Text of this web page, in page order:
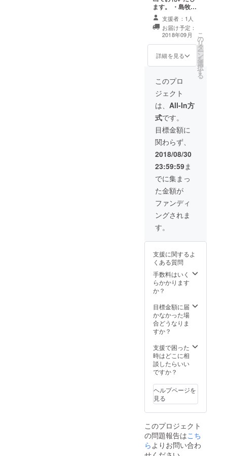
イズ・
色を備
考欄に
記載し
ていた
だきま
すよう
お願い
ます
望の品のサイ
ズ・色を備考欄
に記載していた
だきますようお
願いいたしま
す］ ・島牧村に
来た際には、村
内宿泊施設へ
の 「１泊２
日」宿泊権プレ
ゼント （ツアー
コーディネート
も可能な限りさ
せていただきま
す。）
ます。 ・島牧村
の小学生しょう
ちゃんが描いた
魚のＴシャツ 色
は3色［アクアブ
ルー、ピンク、
ネイビー］ サイ
望のTシャツのサ
欄に記載してい
ただきますよう
お願いいたしま
す） 〜島牧特産
物〜 ・鮭とば
（ヤマト北栄水
産） ・お米（波
多野農園の無農
エビの瓶詰（安
保水産） ・島牧
村に来た際に
は、村内宿泊施
設への「１泊２
ゼント （ツアー
コーディネート
も可能な限りさ
せていただきま
す。）
支援者：1人
お届け予定：
2018年09月
詳細を見る
こ
の
リ
タ
ー
ン
を
選
択
す
る
このプロ
ジェクト
は、 All-In方
式です。
目標金額に
関わらず、
2018/08/30
23:59:59ま
でに集まっ
た金額が
ファンディ
ングされま
す。
支援に関するよ
くある質問
手数料はいく
らかかります
か？
目標金額に届
かなかった場
合どうなりま
すか？
支援で困った
時はどこに相
談したらいい
ですか？
ヘルプページを
見る
このプロジェクト
の問題報告はこち
らよりお問い合わ